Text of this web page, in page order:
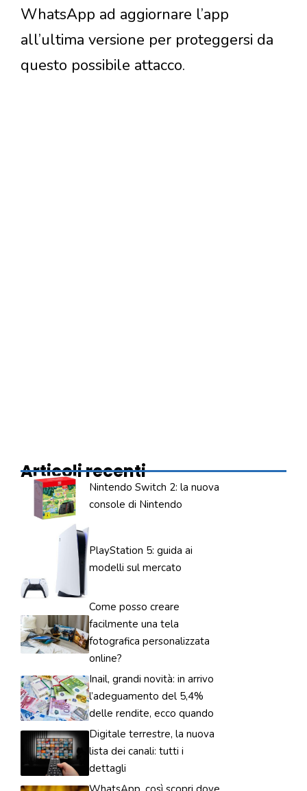
WhatsApp ad aggiornare l’app
all’ultima versione per proteggersi da
questo possibile attacco.
Articoli recenti
Nintendo Switch 2: la nuova
console di Nintendo
PlayStation 5: guida ai
modelli sul mercato
Come posso creare
facilmente una tela
fotografica personalizzata
online?
Inail, grandi novità: in arrivo
l’adeguamento del 5,4%
delle rendite, ecco quando
Digitale terrestre, la nuova
lista dei canali: tutti i
dettagli